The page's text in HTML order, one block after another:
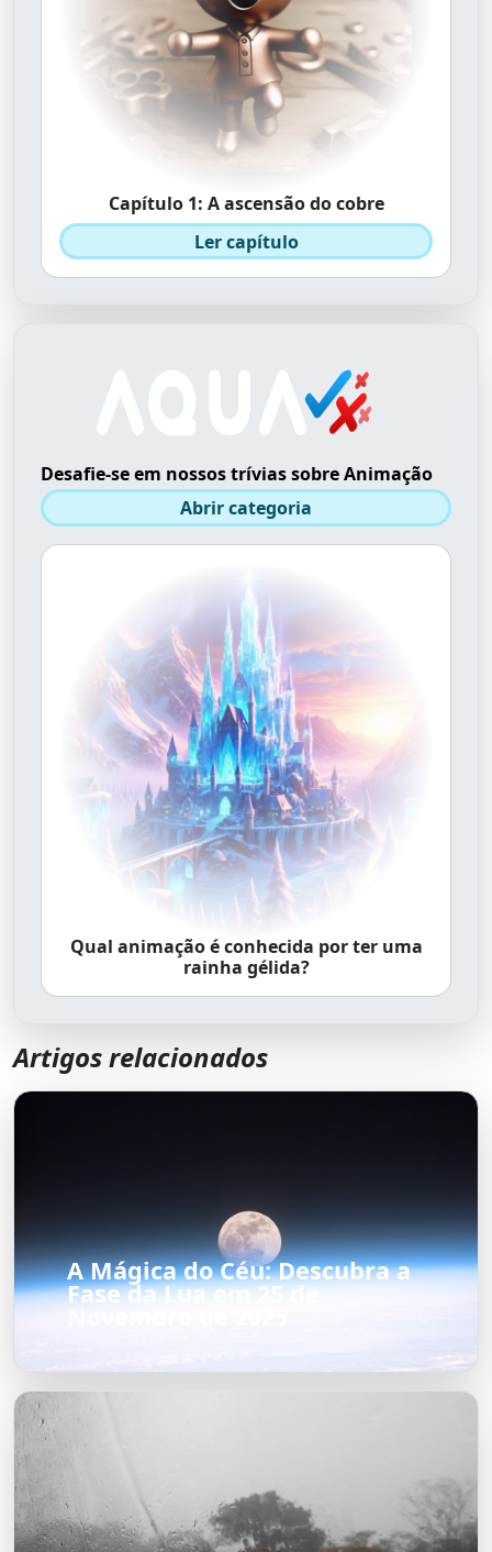
Capítulo 1: A ascensão do cobre
Ler capítulo
Desafie-se em nossos trívias sobre Animação
Abrir categoria
Qual animação é conhecida por ter uma
rainha gélida?
Artigos relacionados
A Mágica do Céu: Descubra a
Fase da Lua em 25 de
Novembro de 2025